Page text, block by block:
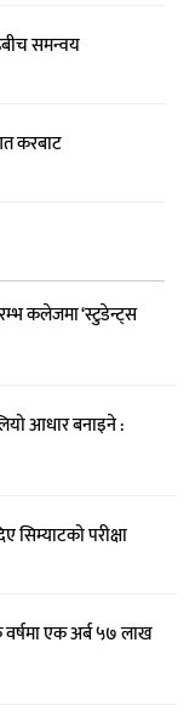
समन्वय
करबाट
कलेजमा ‘स्टुडेन्ट्स
आधार बनाइने :
सिम्याटको परीक्षा
एक अर्ब ५७ लाख